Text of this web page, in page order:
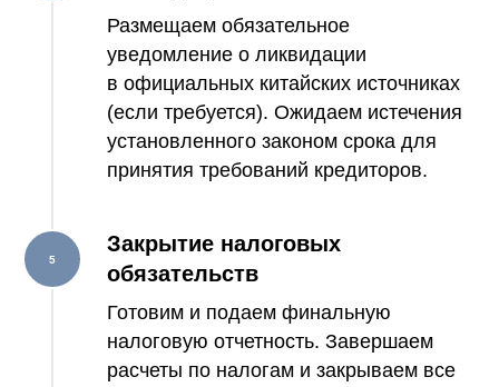
Размещаем обязательное
уведомление о ликвидации
в официальных китайских источниках
(если требуется). Ожидаем истечения
установленного законом срока для
принятия требований кредиторов.
Закрытие налоговых
обязательств
Готовим и подаем финальную
налоговую отчетность. Завершаем
расчеты по налогам и закрываем все